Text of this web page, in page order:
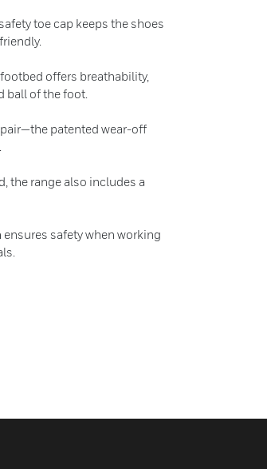
toe cap keeps the shoes
offers breathability,
ball of the foot.
pair—the patented wear-off
the range also includes a
safety when working